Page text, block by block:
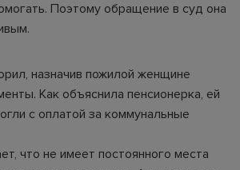
Поэтому обращение в суд она
назначив пожилой женщине
Как объяснила пенсионерка, ей
с оплатой за коммунальные
что не имеет постоянного места